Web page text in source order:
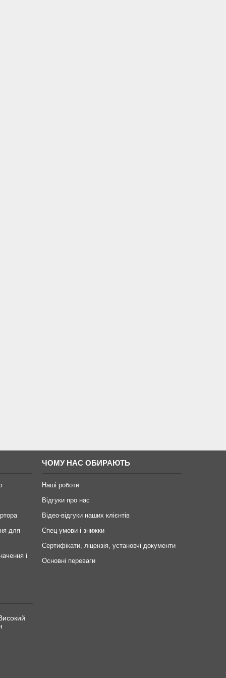
для
і
ЧОМУ НАС ОБИРАЮТЬ
Наші роботи
Відгуки про нас
Відео-відгуки наших клієнтів
Спец умови і знижки
Сертифікати, ліцензія, установчі документи
Основні переваги